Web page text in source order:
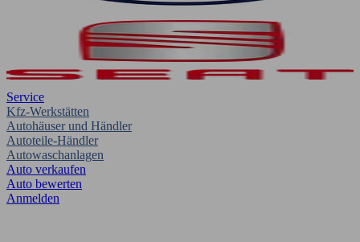
Service
Kfz-Werkstätten
Autohäuser und Händler
Autoteile-Händler
Autowaschanlagen
Auto verkaufen
Auto bewerten
Anmelden